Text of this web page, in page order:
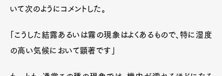
いて次のようにコメントした。
「こうした結露あるいは霧の現象はよくあるもので、特に湿度
の高い気候において顕著です」